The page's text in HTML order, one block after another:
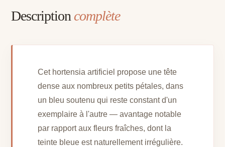
Description complète
Cet hortensia artificiel propose une tête
dense aux nombreux petits pétales, dans
un bleu soutenu qui reste constant d'un
exemplaire à l'autre — avantage notable
par rapport aux fleurs fraîches, dont la
teinte bleue est naturellement irrégulière.